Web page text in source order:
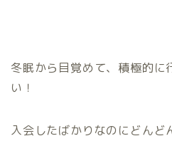
冬眠から目覚めて、積極的に
い！
入会したばかりなのにどんど